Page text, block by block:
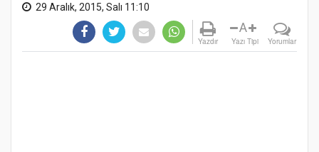
29 Aralık, 2015, Salı 11:10
Yazdır
A
Yazı Tipi Yorumlar